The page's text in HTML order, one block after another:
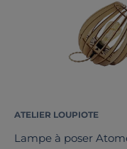
ATELIER LOUPIOTE
Lampe à poser